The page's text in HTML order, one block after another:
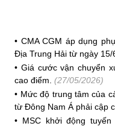
• CMA CGM áp dụng
Địa Trung Hải từ ngày 15/
•Giá cước vận chuyển
cao điểm. (27/05/2026)
• Mức độ trung tâm của
từ Đông Nam Á phải cập
• MSC khởi động